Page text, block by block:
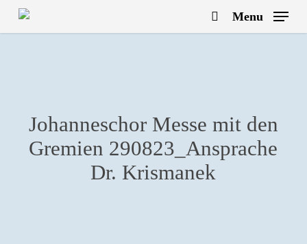
Skip
search
Menu
Johanneschor Messe mit den
Gremien 290823_Ansprache
Dr. Krismanek